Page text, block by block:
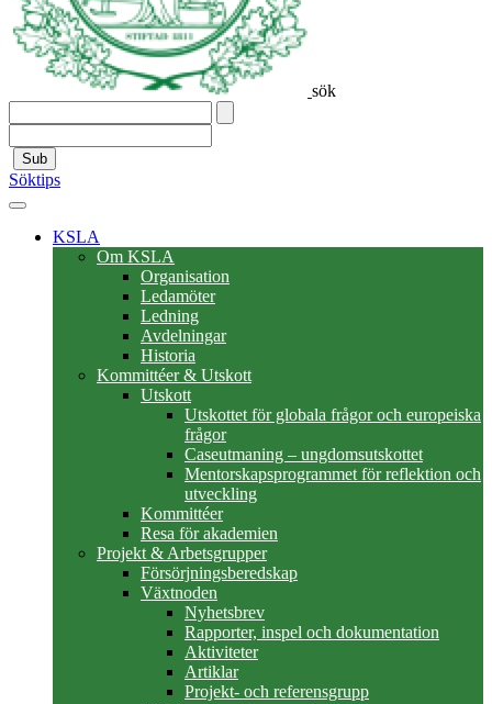
sök
Sub
Söktips
KSLA
Om KSLA
Organisation
Ledamöter
Ledning
Avdelningar
Historia
Kommittéer & Utskott
Utskott
Utskottet för globala frågor och europeiska
frågor
Caseutmaning – ungdomsutskottet
Mentorskapsprogrammet för reflektion och
utveckling
Kommittéer
Resa för akademien
Projekt & Arbetsgrupper
Försörjningsberedskap
Växtnoden
Nyhetsbrev
Rapporter, inspel och dokumentation
Aktiviteter
Artiklar
Projekt- och referensgrupp